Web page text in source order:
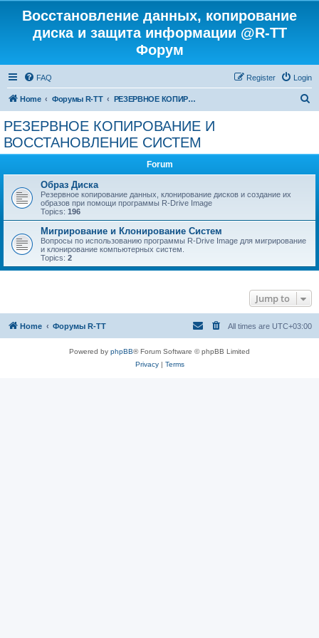
Восстановление данных, копирование
диска и защита информации @R-TT
Форум
FAQ Login
Register
Home Форумы R-TT РЕЗЕРВНОЕ КОПИРОВАНИЕ И ВОССТАНОВЛЕНИЕ СИСТЕМ
РЕЗЕРВНОЕ КОПИРОВАНИЕ И
ВОССТАНОВЛЕНИЕ СИСТЕМ
Forum
Образ Диска
Резервное копирование данных, клонирование дисков и создание их
образов при помощи программы R-Drive Image
Topics: 196
Мигрирование и Клонирование Систем
Вопросы по использованию программы R-Drive Image для мигрирование
и клонирование компьютерных систем.
Topics: 2
Jump to
Home Форумы R-TT All times are UTC+03:00
Powered by phpBB® Forum Software © phpBB Limited
Privacy| Terms